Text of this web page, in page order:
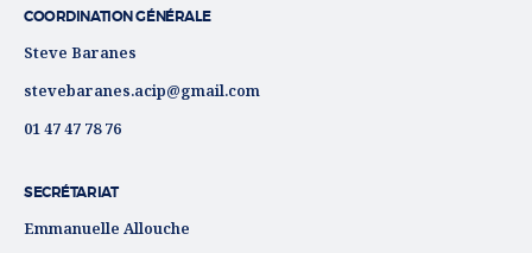
COORDINATION GÉNÉRALE
Steve Baranes
stevebaranes.acip@gmail.com
01 47 47 78 76
SECRÉTARIAT
Emmanuelle Allouche